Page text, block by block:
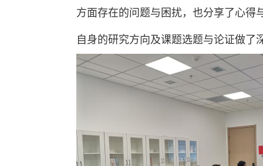
方面存在的问题与困扰，也分享了心得
自身的研究方向及课题选题与论证做了